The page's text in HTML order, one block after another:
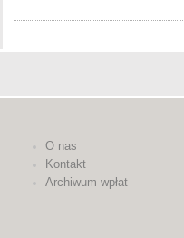
O nas
Kontakt
Archiwum wpłat